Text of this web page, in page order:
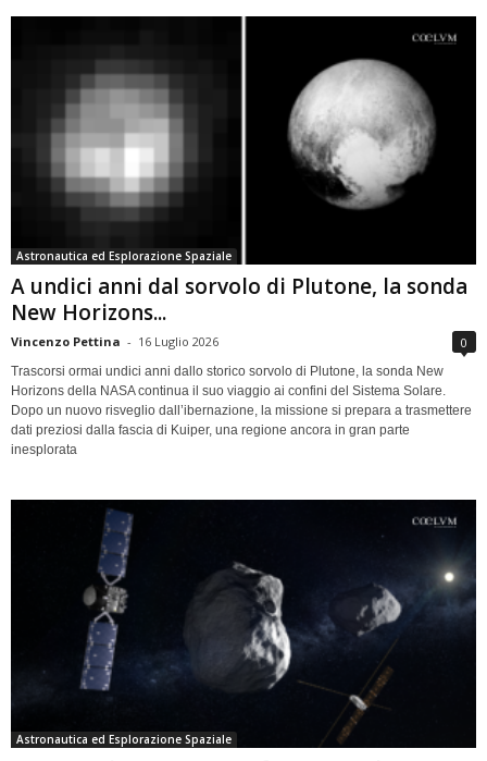
Astronautica ed Esplorazione Spaziale
A undici anni dal sorvolo di Plutone, la sonda
New Horizons...
Vincenzo Pettina - 16 Luglio 2026 0
Trascorsi ormai undici anni dallo storico sorvolo di Plutone, la sonda New
Horizons della NASA continua il suo viaggio ai confini del Sistema Solare.
Dopo un nuovo risveglio dall’ibernazione, la missione si prepara a trasmettere
dati preziosi dalla fascia di Kuiper, una regione ancora in gran parte
inesplorata
Astronautica ed Esplorazione Spaziale